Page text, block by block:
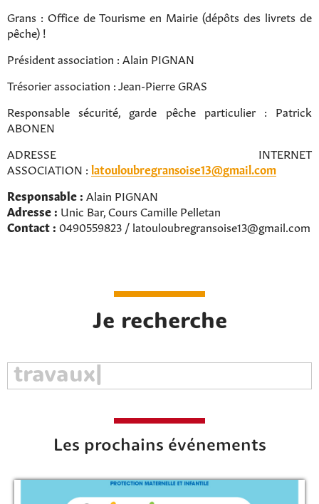
Rechercher sur le site
Grans : Office de Tourisme en Mairie (dépôts des livrets de
pêche) !
Président association : Alain PIGNAN
Trésorier association : Jean-Pierre GRAS
Responsable sécurité, garde pêche particulier : Patrick
ABONEN
ADRESSE INTERNET
ASSOCIATION : latouloubregransoise13@gmail.com
Responsable : Alain PIGNAN
Adresse : Unic Bar, Cours Camille Pelletan
Contact : 0490559823 / latouloubregransoise13@gmail.com
Je recherche
Les prochains événements